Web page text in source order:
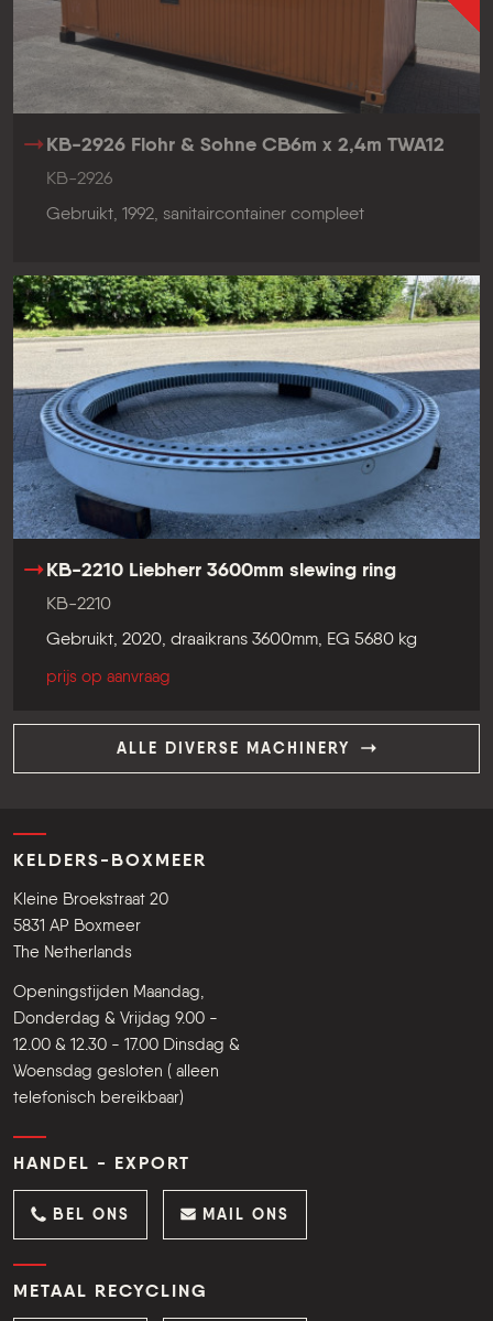
KB-2926 Flohr & Sohne CB6m x 2,4m TWA12
KB-2926
Gebruikt, 1992, sanitaircontainer compleet
KB-2210 Liebherr 3600mm slewing ring
KB-2210
Gebruikt, 2020, draaikrans 3600mm, EG 5680 kg
prijs op aanvraag
ALLE DIVERSE MACHINERY
KELDERS-BOXMEER
Kleine Broekstraat 20
5831 AP Boxmeer
The Netherlands
Openingstijden Maandag,
Donderdag & Vrijdag 9.00 -
12.00 & 12.30 - 17.00 Dinsdag &
Woensdag gesloten ( alleen
telefonisch bereikbaar)
HANDEL - EXPORT
BEL ONS MAIL ONS
METAAL RECYCLING